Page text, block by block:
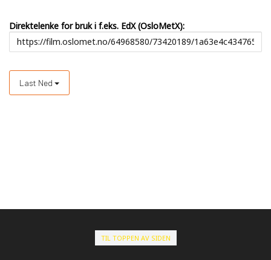
Direktelenke for bruk i f.eks. EdX (OsloMetX):
Last Ned
TIL TOPPEN AV SIDEN